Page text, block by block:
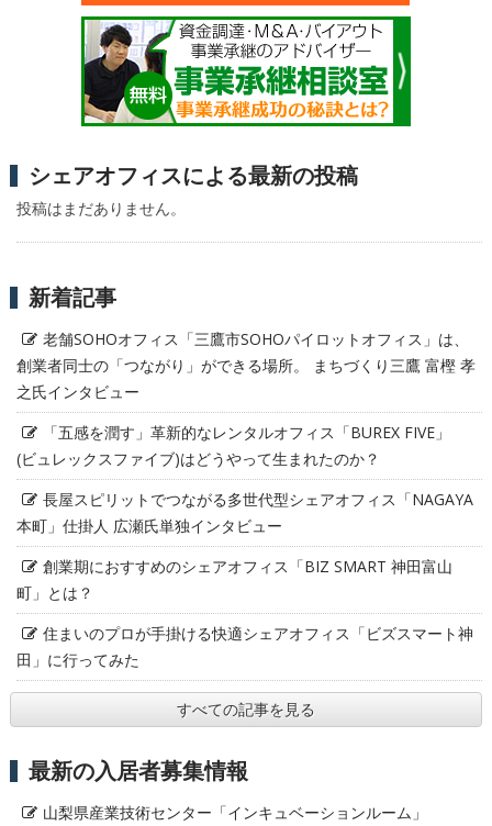
シェアオフィスによる最新の投稿
投稿はまだありません。
新着記事
老舗SOHOオフィス「三鷹市SOHOパイロットオフィス」は、
創業者同士の「つながり」ができる場所。 まちづくり三鷹 富樫 孝
之氏インタビュー
「五感を潤す」革新的なレンタルオフィス「BUREX FIVE」
(ビュレックスファイブ)はどうやって生まれたのか？
長屋スピリットでつながる多世代型シェアオフィス「NAGAYA
本町」仕掛人 広瀬氏単独インタビュー
創業期におすすめのシェアオフィス「BIZ SMART 神田富山
町」とは？
住まいのプロが手掛ける快適シェアオフィス「ビズスマート神
田」に行ってみた
すべての記事を見る
最新の入居者募集情報
山梨県産業技術センター「インキュベーションルーム」